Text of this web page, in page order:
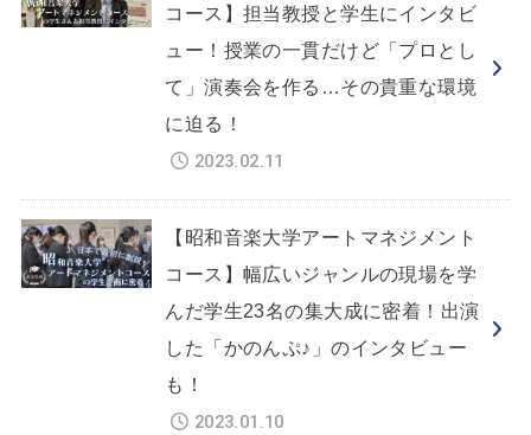
コース】担当教授と学生にインタビ
ュー！授業の一貫だけど「プロとし
て」演奏会を作る…その貴重な環境
に迫る！
2023.02.11
【昭和音楽大学アートマネジメント
コース】幅広いジャンルの現場を学
んだ学生23名の集大成に密着！出演
した「かのんぷ♪」のインタビュー
も！
2023.01.10